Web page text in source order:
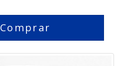
Comprar